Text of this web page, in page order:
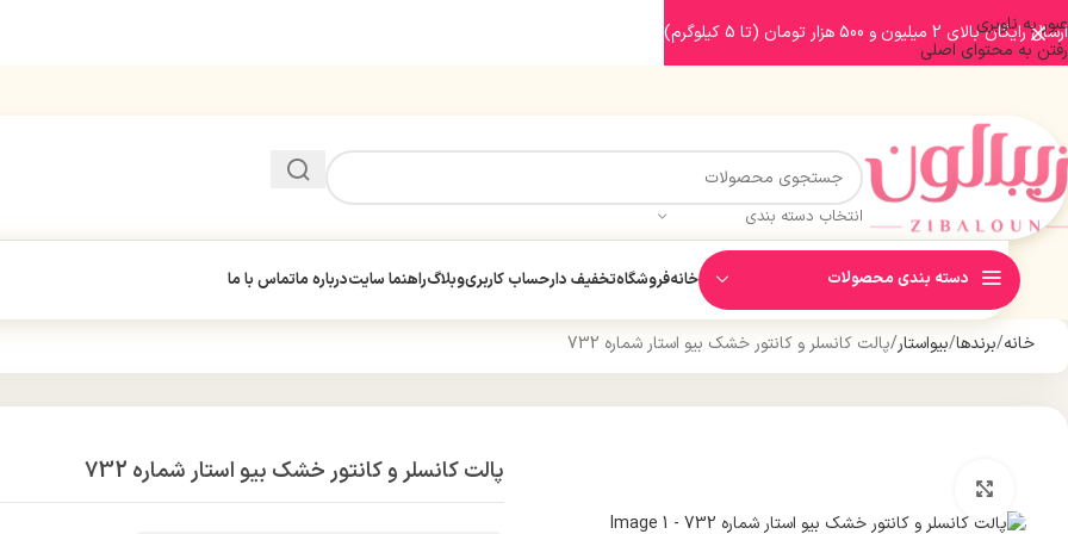
عبور به ناوبری
رفتن به محتوای اصلی
انتخاب دسته بندی
دسته بندی محصولات خانهفروشگاهتخفیف دارحساب کاربریوبلاگراهنما سایتدرباره ماتماس با ما
خانه برندها بیواستار پالت کانسلر و کانتور خشک بیو استار شماره 732
پالت کانسلر و کانتور خشک بیو استار شماره 732
ارسال رایگان بالای 2 میلیون و 500 هزار تومان (تا 5 کیلوگرم)